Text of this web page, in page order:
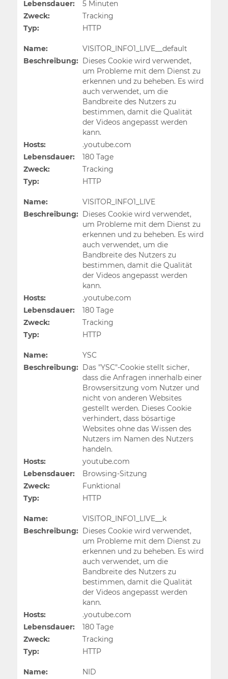
Lebensdauer:
5 Minuten
Zweck:
Tracking
Typ:
HTTP
Name:
VISITOR_INFO1_LIVE__default
Beschreibung: Dieses Cookie wird verwendet,
um Probleme mit dem Dienst zu
erkennen und zu beheben. Es wird
auch verwendet, um die
Bandbreite des Nutzers zu
bestimmen, damit die Qualität
der Videos angepasst werden
kann.
Hosts:
.youtube.com
Lebensdauer:
180 Tage
Zweck:
Tracking
Typ:
HTTP
Name:
VISITOR_INFO1_LIVE
Beschreibung: Dieses Cookie wird verwendet,
um Probleme mit dem Dienst zu
erkennen und zu beheben. Es wird
auch verwendet, um die
Bandbreite des Nutzers zu
bestimmen, damit die Qualität
der Videos angepasst werden
kann.
Hosts:
.youtube.com
Lebensdauer:
180 Tage
Zweck:
Tracking
Typ:
HTTP
Name:
YSC
Beschreibung: Das "YSC"-Cookie stellt sicher,
dass die Anfragen innerhalb einer
Browsersitzung vom Nutzer und
nicht von anderen Websites
gestellt werden. Dieses Cookie
verhindert, dass bösartige
Websites ohne das Wissen des
Nutzers im Namen des Nutzers
handeln.
Hosts:
youtube.com
Lebensdauer:
Browsing-Sitzung
Zweck:
Funktional
Typ:
HTTP
Name:
VISITOR_INFO1_LIVE__k
Beschreibung: Dieses Cookie wird verwendet,
um Probleme mit dem Dienst zu
erkennen und zu beheben. Es wird
auch verwendet, um die
Bandbreite des Nutzers zu
bestimmen, damit die Qualität
der Videos angepasst werden
kann.
Hosts:
.youtube.com
Lebensdauer:
180 Tage
Zweck:
Tracking
Typ:
HTTP
Name:
NID